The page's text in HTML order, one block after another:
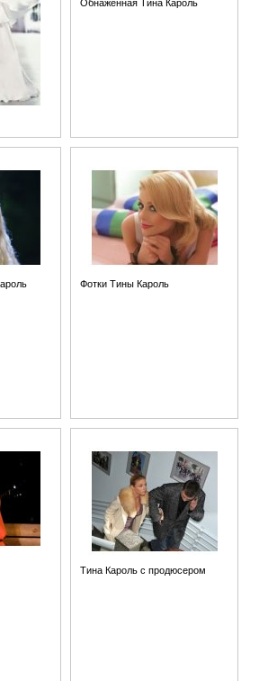
Обнаженная Тина Кароль
Фотки Тины Кароль
Тина Кароль с продюсером